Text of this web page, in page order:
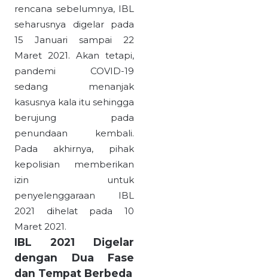
rencana sebelumnya, IBL
seharusnya digelar pada
15 Januari sampai 22
Maret 2021. Akan tetapi,
pandemi COVID-19
sedang menanjak
kasusnya kala itu sehingga
berujung pada
penundaan kembali.
Pada akhirnya, pihak
kepolisian memberikan
izin untuk
penyelenggaraan IBL
2021 dihelat pada 10
Maret 2021.
IBL 2021 Digelar
dengan Dua Fase
dan Tempat Berbeda